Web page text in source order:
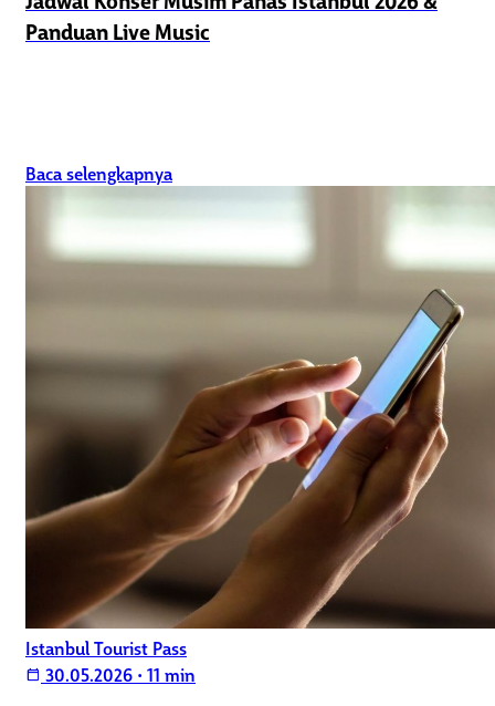
Panduan Live Music
Baca selengkapnya
Istanbul Tourist Pass
calendar_today 30.05.2026 • 11 min